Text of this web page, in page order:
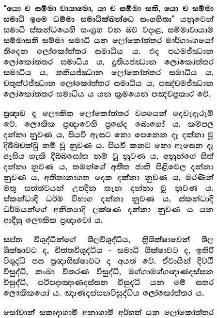
“යො ච සම්මා වායාමො, යා ච සම්මා සති, යො ච සම්මා
සමාධි ඉමෙ ධම්මා සමාධික්ඛන්ධෙ සංගහිතා”යනුවෙන්
සමාධි ස්කන්ධයෙහි සංග්‍ර‍හ වන බව වදාළ, සම්මාවායාම
සම්මාසති සම්මා සමාධි යන ලෝකෝත්තර මාර්ගාංගයෝ
තිදෙන ලෝකෝත්තර සමාධිය ය. එද පඨමජ්ඣාන
ලෝකෝත්තර සමාධිය ය, දුතියජඣාන ලෝකෝත්තර
සමාධිය ය, තතියජ්ඣාන ලෝකෝත්තර සමාධිය ය,
චතුත්ථජ්ඣාන ලෝකෝත්තර සමාධිය ය, පඤ්චමජ්ඣාන
ලෝකෝත්තර සමාධිය ය යන ක්‍ර‍මයෙන් පඤ්චප්‍ර‍කාර වේ.
ප්‍ර‍ඥාව ද ලෞකික ලෝකෝත්තර වශයෙන් දෙවැදෑරුම්
වේ. ලෞකික ප්‍ර‍ඥාවෙහි ප්‍රභේද බොහෝ ය. කම්පල
දන්නා නුවණ ය, පියවි ඇසට නො පෙනෙන දෑ දක්නා වූ
දිබ්බචක්ඛු නම් වූ නුවණ ය. පියවි කනට නො ඇසෙන දෑ
ඇසිය හැකි දිබ්බසෝත නම් වූ නුවණ ය, අනුන්ගේ සිත්
දන්නා නුවණ ය, තමන්ගේ අතීත ජාති පිළිවෙල දන්නා
නුවණ ය, අතීතානාගත දෙක දක්නා නුවණ ය, මරණින්
මතු සත්ත්වයන් උපදින තැන දන්නා වූ නුවණ ය.
ස්කන්ධාදි ධර්ම විභාග දන්නා නුවණ ය, ස්කන්ධාදි
ධර්මයන්ගේ අනිත්‍යාදි ලක්ෂණ දන්නා නුවණ ය යන
ආදීහු ලෞකික ප්‍ර‍ඥාවෝ ය.
සප්ත විශුද්ධීන්ගේ ශීලවිශුද්ධිය, ත්‍රිශික්ෂාවෙන් ශීල
ශික්ෂාවට ද, චිත්තවිශුද්ධිය - සමාධි ශික්ෂාවට ද, ඉතිරි
විශුද්ධි පස ප්‍ර‍ඥාශික්ෂාවට ද අයත් වේ. ඒවායින් දිට්ඨි
විසුද්ධි, කංඛා විතරණ විසුද්ධි, මග්ගාමග්ගඥාණදස්සන
විසුද්ධි, පටිපදාඤාණදස්සන විසුද්ධි යන මේ සතර
ලෞකිකයෝ ය. ඤාණදස්සනවිසුද්ධිය ලෝකෝත්තර ය.
සෝවාන් සකෘදාගාමි අනාගාමි අර්හත් යන ලෝකෝත්තර